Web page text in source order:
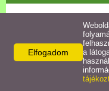
Egyéb
Egészségügyi
Uraiújfalu
2020.01.29 testületi
Elfogadom
a